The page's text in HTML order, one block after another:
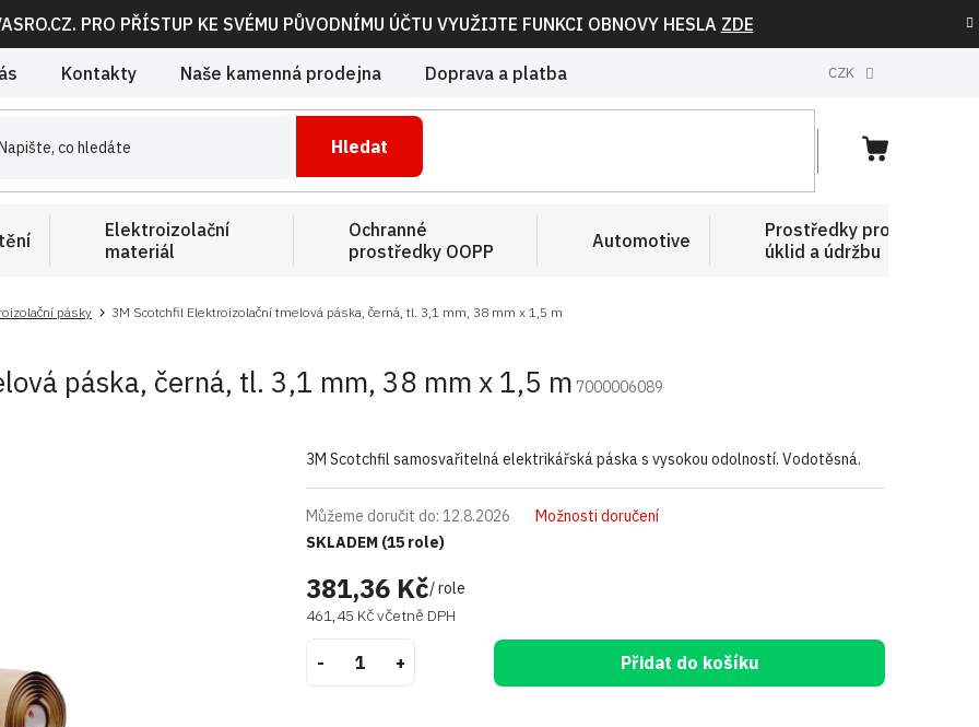
PRO PŘÍSTUP KE SVÉMU PŮVODNÍMU ÚČTU VYUŽIJTE FUNKCI OBNOVY HESLA ZDE
Kontakty Naše kamenná prodejna Doprava a platba CZK
Hledat
NÁKUPNÍ
Elektroizolační
materiál
Ochranné
prostředky OOPP
Automotive
Prostředky pro
úklid a údržbu
pásky 3M Scotchfil Elektroizolační tmelová páska, černá, tl. 3,1 mm, 38 mm x 1,5 m
páska, černá, tl. 3,1 mm, 38 mm x 1,5 m 7000006089
381,36 Kč/ role
461,45 Kč včetně DPH
SKLADEM (15 role)
Můžeme doručit do: 12.8.2026 Možnosti doručení
Přidat do košíku
3M Scotchfil samosvařitelná elektrikářská páska s vysokou odolností. Vodotěsná.